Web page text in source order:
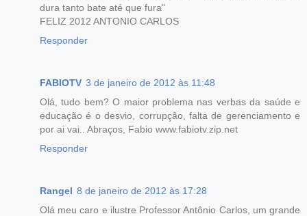
dura tanto bate até que fura"
FELIZ 2012 ANTONIO CARLOS
Responder
FABIOTV 3 de janeiro de 2012 às 11:48
Olá, tudo bem? O maior problema nas verbas da saúde e
educação é o desvio, corrupção, falta de gerenciamento e
por ai vai.. Abraços, Fabio www.fabiotv.zip.net
Responder
Rangel 8 de janeiro de 2012 às 17:28
Olá meu caro e ilustre Professor Antônio Carlos, um grande